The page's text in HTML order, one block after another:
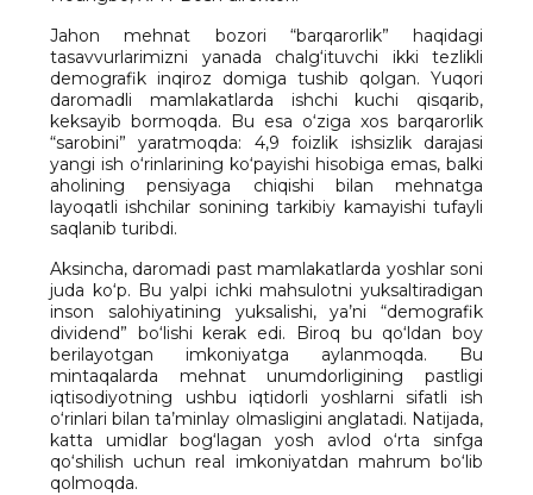
Jahon mehnat bozori “barqarorlik” haqidagi
tasavvurlarimizni yanada chalg‘ituvchi ikki tezlikli
demografik inqiroz domiga tushib qolgan. Yuqori
daromadli mamlakatlarda ishchi kuchi qisqarib,
keksayib bormoqda. Bu esa o‘ziga xos barqarorlik
“sarobini” yaratmoqda: 4,9 foizlik ishsizlik darajasi
yangi ish o‘rinlarining ko‘payishi hisobiga emas, balki
aholining pensiyaga chiqishi bilan mehnatga
layoqatli ishchilar sonining tarkibiy kamayishi tufayli
saqlanib turibdi.
Aksincha, daromadi past mamlakatlarda yoshlar soni
juda ko‘p. Bu yalpi ichki mahsulotni yuksaltiradigan
inson salohiyatining yuksalishi, ya’ni “demografik
dividend” bo‘lishi kerak edi. Biroq bu qo‘ldan boy
berilayotgan imkoniyatga aylanmoqda. Bu
mintaqalarda mehnat unumdorligining pastligi
iqtisodiyotning ushbu iqtidorli yoshlarni sifatli ish
o‘rinlari bilan ta’minlay olmasligini anglatadi. Natijada,
katta umidlar bog‘lagan yosh avlod o‘rta sinfga
qo‘shilish uchun real imkoniyatdan mahrum bo‘lib
qolmoqda.